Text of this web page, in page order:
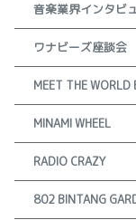
音楽業界インタビ
ワナビーズ座談会
MEET THE WORLD
MINAMI WHEEL
RADIO CRAZY
802 BINTANG